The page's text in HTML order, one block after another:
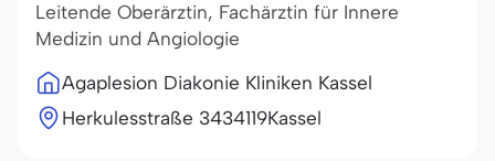
Leitende Oberärztin, Fachärztin für Innere
Medizin und Angiologie
Agaplesion Diakonie Kliniken Kassel
Herkulesstraße 3434119Kassel